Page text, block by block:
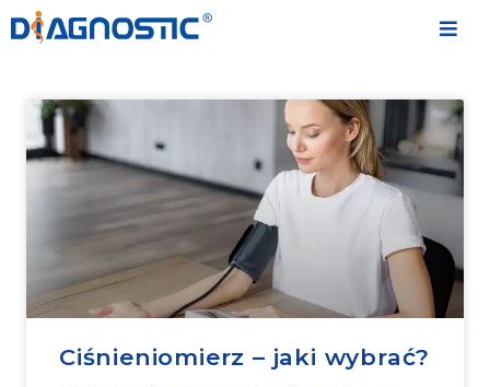
Ciśnieniomierz – jaki wybrać?